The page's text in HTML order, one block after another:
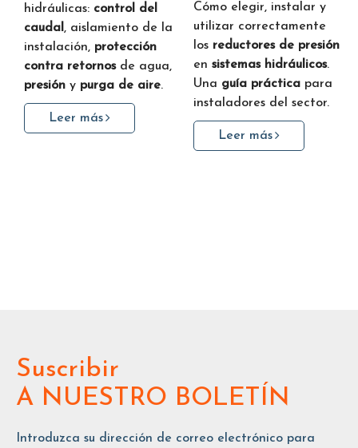
hidráulicas: control del
caudal, aislamiento de la
instalación, protección
contra retornosde agua,
presión y purga de aire.
Leer más
Cómo elegir, instalar y
utilizar correctamente
los reductores de presión
en sistemas hidráulicos.
Una guía práctica para
instaladores del sector.
Leer más
Suscribir
A NUESTRO BOLETÍN
Introduzca su dirección de correo electrónico para